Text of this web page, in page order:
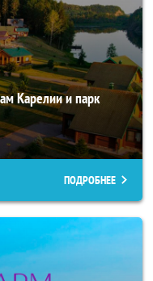
Карелии и парк
ПОДРОБНЕЕ